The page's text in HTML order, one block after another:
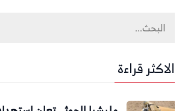
الاكثر قراءة